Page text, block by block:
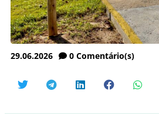
29.06.2026 0 Comentário(s)